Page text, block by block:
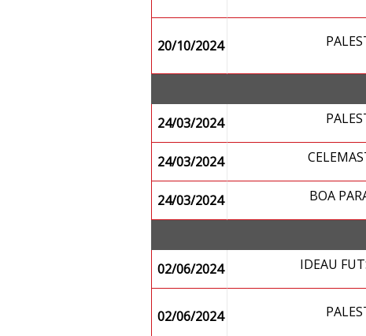
20/10/2024
24/03/2024
24/03/2024
24/03/2024 BOA
02/06/2024
IDEAU
02/06/2024